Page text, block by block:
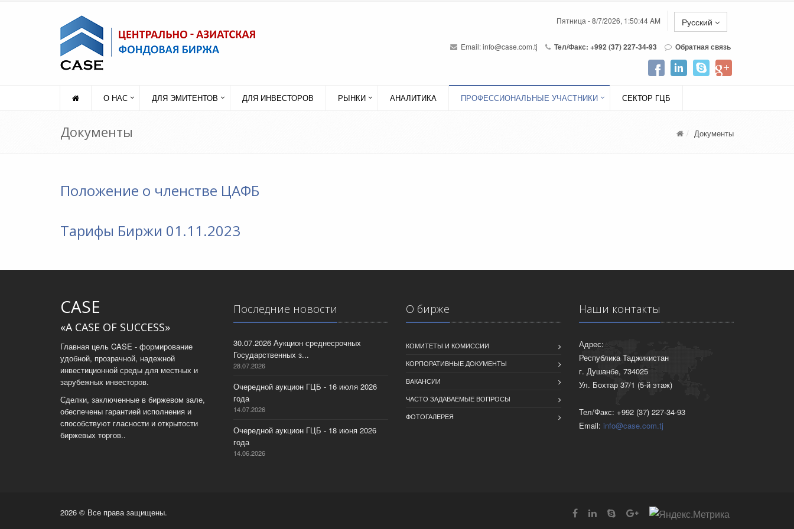
Пятница - 8/7/2026, 1:50:44 AM Русский
Email:info@case.com.tj Тел/Факс: +992 (37) 227-34-93 Обратная связь
О НАС ДЛЯ ЭМИТЕНТОВ ДЛЯ ИНВЕСТОРОВ РЫНКИ АНАЛИТИКА ПРОФЕССИОНАЛЬНЫЕ УЧАСТНИКИ СЕКТОР ГЦБ
Документы Документы
Положение о членстве ЦАФБ
Тарифы Биржи 01.11.2023
CASE
«A CASE OF SUCCESS»
Главная цель CASE - формирование
удобной, прозрачной, надежной
инвестиционной среды для местных и
зарубежных инвесторов.
Сделки, заключенные в биржевом зале,
обеспечены гарантией исполнения и
способствуют гласности и открытости
биржевых торгов..
Последние новости
30.07.2026 Аукцион среднесрочных
Государственных з...
28.07.2026
Очередной аукцион ГЦБ - 16 июля 2026
года
14.07.2026
Очередной аукцион ГЦБ - 18 июня 2026
года
14.06.2026
О бирже
КОМИТЕТЫ И КОМИССИИ
КОРПОРАТИВНЫЕ ДОКУМЕНТЫ
ВАКАНСИИ
ЧАСТО ЗАДАВАЕМЫЕ ВОПРОСЫ
ФОТОГАЛЕРЕЯ
Наши контакты
Адрес:
Республика Таджикистан
г. Душанбе, 734025
Ул. Бохтар 37/1 (5-й этаж)
Тел/Факс: +992 (37) 227-34-93
Email: info@case.com.tj
2026 © Все права защищены.